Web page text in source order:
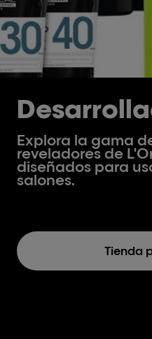
Explora la gama
reveladores de
diseñados para
salones.
Tienda